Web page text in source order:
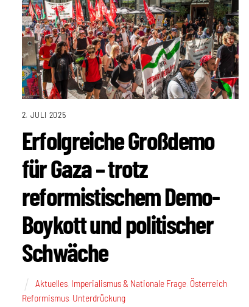
2. JULI 2025
Erfolgreiche Großdemo
für Gaza – trotz
reformistischem Demo-
Boykott und politischer
Schwäche
Aktuelles, Imperialismus & Nationale Frage, Österreich,
Reformismus, Unterdrückung